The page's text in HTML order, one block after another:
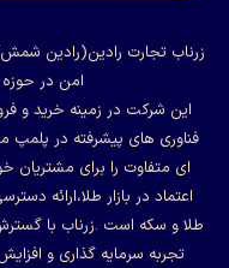
امن در
این شرکت در زمینه خرید و
فناوری های پیشرفته در پلمپ
ای متفاوت را برای مشتریان
اعتماد در بازار طلا،ارائه
طلا و سکه است .زرناب با
تجربه سرمایه گذاری و